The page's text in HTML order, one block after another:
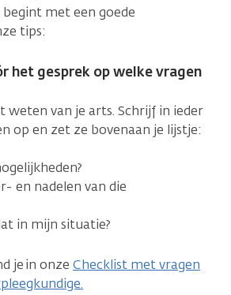
begint met een goede
tips:
het gesprek op welke vragen
weten van je arts. Schrijf in ieder
op en zet ze bovenaan je lijstje:
en nadelen van die
in mijn situatie?
je in onze Checklist met vragen